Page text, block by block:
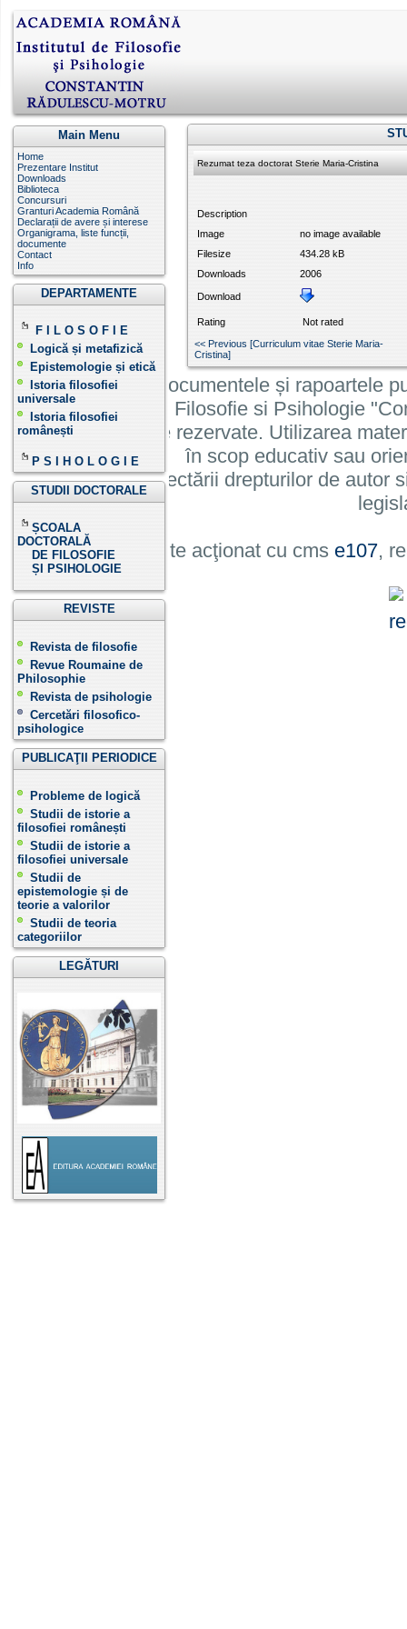
Main Menu
Home
Prezentare Institut
Downloads
Biblioteca
Concursuri
Granturi Academia Română
Declarații de avere și interese
Organigrama, liste funcții,
documente
Contact
Info
DEPARTAMENTE
F I L O S O F I E
Logică și metafizică
Epistemologie și etică
Istoria filosofiei
universale
Istoria filosofiei
românești
P S I H O L O G I E
STUDII DOCTORALE
ȘCOALA
DOCTORALĂ
DE FILOSOFIE
ȘI PSIHOLOGIE
REVISTE
Revista de filosofie
Revue Roumaine de
Philosophie
Revista de psihologie
Cercetări filosofico-
psihologice
PUBLICAŢII PERIODICE
Probleme de logică
Studii de istorie a
filosofiei românești
Studii de istorie a
filosofiei universale
Studii de
epistemologie și de
teorie a valorilor
Studii de teoria
categoriilor
LEGĂTURI
Rezumat teza doctorat Sterie Maria-Cristina
Description
Image
no image available
Filesize
434.28 kB
Downloads
2006
Download
Rating
Not rated
<< Previous [Curriculum vitae Sterie Maria-
Cristina ]
Informatiile, documentele și rapoartele
Institutului de Filosofie si Psihologie
cu toate drepturile rezervate. Utilizarea
în scop educativ sau
cu condiția respectării drepturilor de autor
Site acţionat cu cms e107,